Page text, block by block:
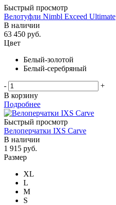
Быстрый просмотр
Велотуфли Nimbl Exceed Ultimate
В наличии
63 450 руб.
Цвет
Белый-золотой
Белый-серебряный
-
+
В корзину
Подробнее
Быстрый просмотр
Велоперчатки IXS Carve
В наличии
1 915 руб.
Размер
XL
L
M
S